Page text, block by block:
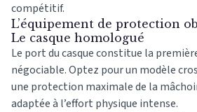
compétitif.
L’équipement de protection
Le casque homologué
Le port du casque constitue la
négociable. Optez pour un modèle
une protection maximale de la
adaptée à l’effort physique intense.